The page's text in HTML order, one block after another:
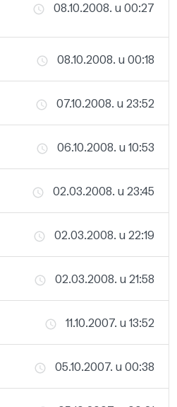
08.10.2008. u 00:27
08.10.2008. u 00:18
07.10.2008. u 23:52
06.10.2008. u 10:53
02.03.2008. u 23:45
02.03.2008. u 22:19
02.03.2008. u 21:58
11.10.2007. u 13:52
05.10.2007. u 00:38